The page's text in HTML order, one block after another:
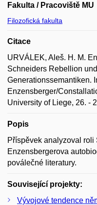
Fakulta / Pracoviště MU
Filozofická fakulta
Citace
URVÁLEK, Aleš. H. M.
Schneiders Rebellion
Generationssemantiken.
Enzensberger/
University of Liege, 26. -
Popis
Příspěvek analyzoval roli
Enzensbergerova
poválečné literatury.
Související projekty:
Vývojové tendence